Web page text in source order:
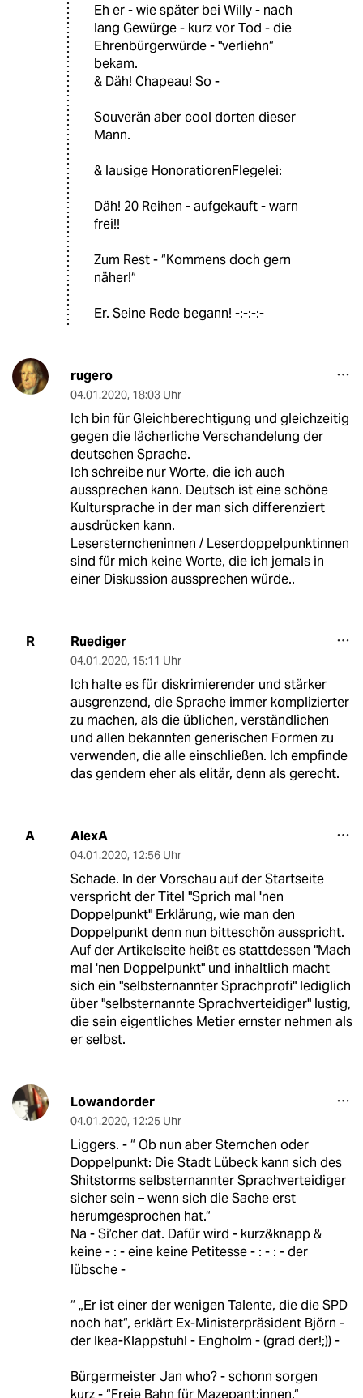
Eh er - wie später bei Willy - nach
lang Gewürge - kurz vor Tod - die
Ehrenbürgerwürde - "verliehn“
bekam.
& Däh! Chapeau! So -
Souverän aber cool dorten dieser
Mann.
& lausige HonoratiorenFlegelei:
Däh! 20 Reihen - aufgekauft - warn
frei!!
Zum Rest - “Kommens doch gern
näher!“
Er. Seine Rede begann! -:-:-:-
rugero
04.01.2020, 18:03 Uhr
Ich bin für Gleichberechtigung und gleichzeitig
gegen die lächerliche Verschandelung der
deutschen Sprache.
Ich schreibe nur Worte, die ich auch
aussprechen kann. Deutsch ist eine schöne
Kultursprache in der man sich differenziert
ausdrücken kann.
Lesersterncheninnen / Leserdoppelpunktinnen
sind für mich keine Worte, die ich jemals in
einer Diskussion aussprechen würde..
R Ruediger
04.01.2020, 15:11 Uhr
Ich halte es für diskrimierender und stärker
ausgrenzend, die Sprache immer komplizierter
zu machen, als die üblichen, verständlichen
und allen bekannten generischen Formen zu
verwenden, die alle einschließen. Ich empfinde
das gendern eher als elitär, denn als gerecht.
A AlexA
04.01.2020, 12:56 Uhr
Schade. In der Vorschau auf der Startseite
verspricht der Titel "Sprich mal 'nen
Doppelpunkt" Erklärung, wie man den
Doppelpunkt denn nun bitteschön ausspricht.
Auf der Artikelseite heißt es stattdessen "Mach
mal 'nen Doppelpunkt" und inhaltlich macht
sich ein "selbsternannter Sprachprofi" lediglich
über "selbsternannte Sprachverteidiger" lustig,
die sein eigentliches Metier ernster nehmen als
er selbst.
Lowandorder
04.01.2020, 12:25 Uhr
Liggers. - “ Ob nun aber Sternchen oder
Doppelpunkt: Die Stadt Lübeck kann sich des
Shitstorms selbsternannter Sprachverteidiger
sicher sein – wenn sich die Sache erst
herumgesprochen hat.“
Na - Si’cher dat. Dafür wird - kurz&knapp &
keine - : - eine keine Petitesse - : - : - der
lübsche -
“ „Er ist einer der wenigen Talente, die die SPD
noch hat“, erklärt Ex-Ministerpräsident Björn -
der Ikea-Klappstuhl - Engholm - (grad der!;)) -
Bürgermeister Jan who? - schonn sorgen
kurz - “Freie Bahn für Mazepant:innen.“